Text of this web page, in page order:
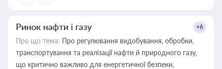
Ринок нафти і газу +6
Про що тема: Про регулювання видобування, обробки,
транспортування та реалізації нафти й природного газу,
що критично важливо для енергетичної безпеки,